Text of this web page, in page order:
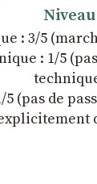
Niveau
: 3/5
: 1/5
5 (pas de